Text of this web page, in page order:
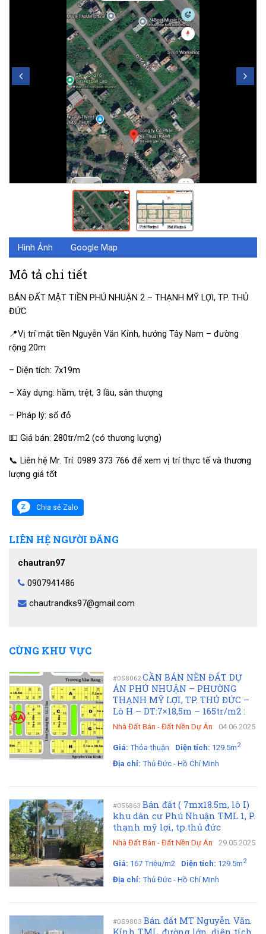
Hình Ảnh Google Map
Mô tả chi tiết
BÁN ĐẤT MẶT TIỀN PHÚ NHUẬN 2 – THẠNH MỸ LỢI, TP. THỦ
ĐỨC
📍Vị trí mặt tiền Nguyễn Văn Kỉnh, hướng Tây Nam – đường
rộng 20m
– Diện tích: 7x19m
– Xây dựng: hầm, trệt, 3 lầu, sân thượng
– Pháp lý: sổ đỏ
💵 Giá bán: 280tr/m2 (có thương lượng)
📞 Liên hệ Mr. Trí: 0989 373 766 để xem vị trí thực tế và thương
lượng giá tốt
Chia sẻ Zalo
LIÊN HỆ NGƯỜI ĐĂNG
chautran97
0907941486
chautrandks97@gmail.com
CÙNG KHU VỰC
#058062 CẦN BÁN NỀN ĐẤT DỰ
ÁN PHÚ NHUẬN – PHƯỜNG
THẠNH MỸ LỢI, TP. THỦ ĐỨC –
Lô H – DT:7×18,5m – 165tr/m2 :
Nhà Đất Bán - Đất Nền Dự Án 04.06.2025
Giá: Thỏa thuận Diện tích: 129.5m2
Địa chỉ: Thủ Đức - Hồ Chí Minh
#056863 Bán đất ( 7mx18.5m, lô I)
khu dân cư Phú Nhuận TML 1, P.
thạnh mỹ lợi, tp.thủ đức
Nhà Đất Bán - Đất Nền Dự Án 29.05.2025
Giá: 167 Triệu/m2 Diện tích: 129.5m2
Địa chỉ: Thủ Đức - Hồ Chí Minh
#059803 Bán đất MT Nguyễn Văn